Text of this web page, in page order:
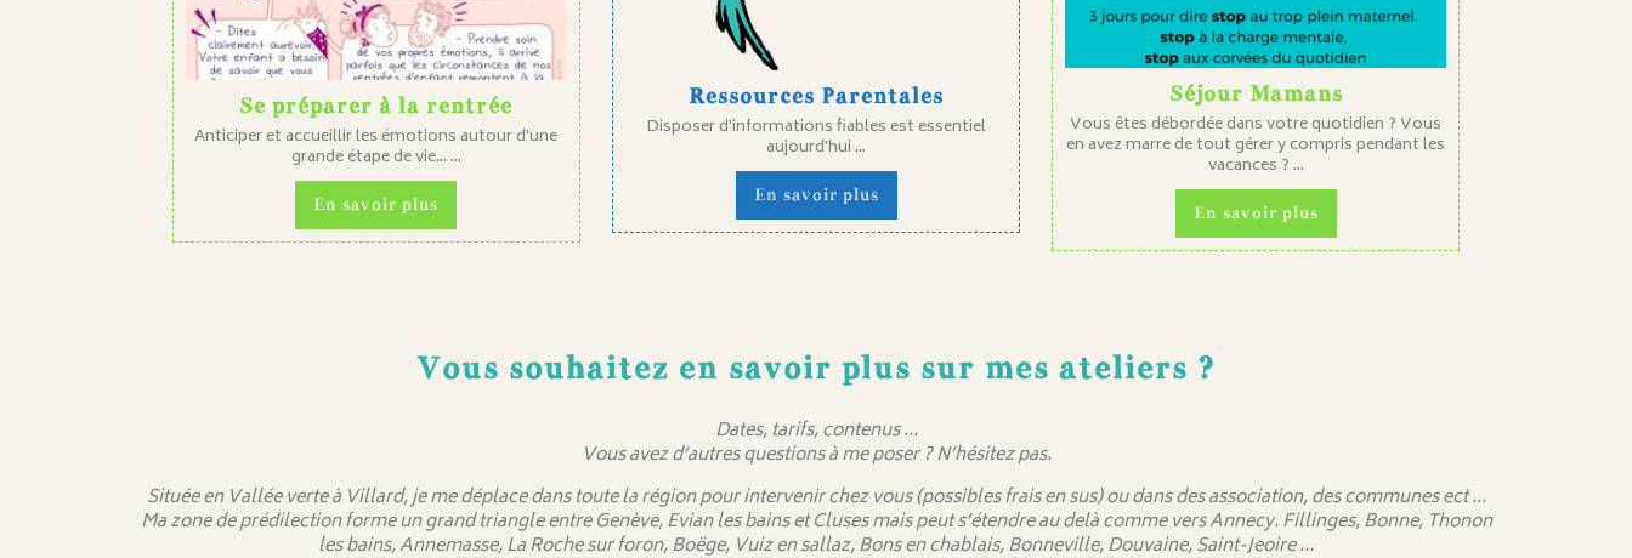
Se préparer à la rentrée
Anticiper et accueillir les émotions autour d'une
grande étape de vie... ...
En savoir plus
Ressources Parentales
Disposer d'informations fiables est essentiel
aujourd'hui ...
En savoir plus
Séjour Mamans
Vous êtes débordée dans votre quotidien ? Vous
en avez marre de tout gérer y compris pendant les
vacances ? ...
En savoir plus
Vous souhaitez en savoir plus sur mes ateliers ?
Dates, tarifs, contenus …
Vous avez d’autres questions à me poser ? N’hésitez pas.
Située en Vallée verte à Villard, je me déplace dans toute la région pour intervenir chez vous (possibles frais en sus) ou dans des association, des communes ect …
Ma zone de prédilection forme un grand triangle entre Genève, Evian les bains et Cluses mais peut s’étendre au delà comme vers Annecy. Fillinges, Bonne, Thonon
les bains, Annemasse, La Roche sur foron, Boëge, Vuiz en sallaz, Bons en chablais, Bonneville, Douvaine, Saint-Jeoire …